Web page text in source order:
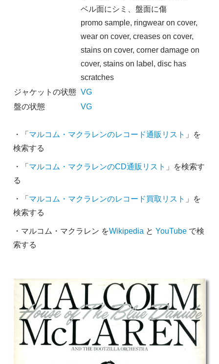
ベル面にシミ、盤面に傷
promo sample, ringwear on cover,
wear on cover, creases on cover,
stains on cover, corner damage on
cover, stains on label, disc has
scratches
ジャケットの状態 VG
盤の状態
VG
・「 マルコム・マクラレンのレコード通販リスト 」を
検索する
・「 マルコム・マクラレンのCD通販リスト 」を検索す
る
・「 マルコム・マクラレンのレコード買取リスト 」を
検索する
・マルコム・マクラレン をWikipedia と YouTubeで検
索する